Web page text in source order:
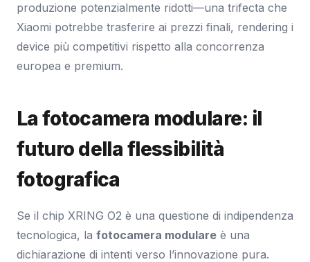
produzione potenzialmente ridotti—una trifecta che
Xiaomi potrebbe trasferire ai prezzi finali, rendering i
device più competitivi rispetto alla concorrenza
europea e premium.
La fotocamera modulare: il
futuro della flessibilità
fotografica
Se il chip XRING O2 è una questione di indipendenza
tecnologica, la fotocamera modulare è una
dichiarazione di intenti verso l’innovazione pura.